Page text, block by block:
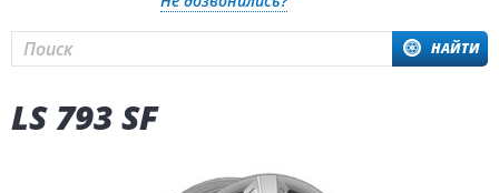
НАЙТИ
LS 793 SF